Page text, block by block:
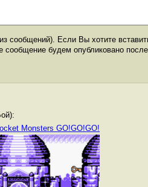
сообщений). Если Вы хотите
будем опубликовано
Monsters GO!GO!GO!